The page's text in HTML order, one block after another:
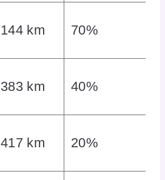
144 km 70%
383 km 40%
417 km 20%